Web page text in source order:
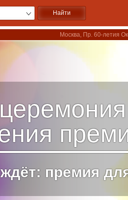
Москва, Пр. 60-летия
церемония
премия